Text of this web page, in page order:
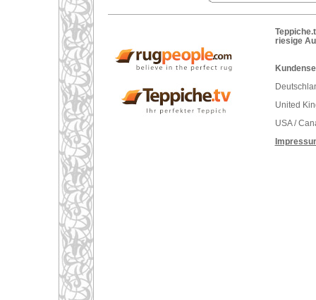
riesige
United
USA /